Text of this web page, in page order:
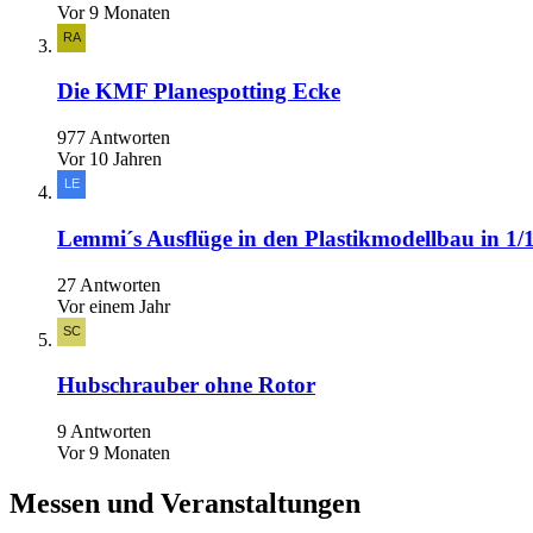
Vor 9 Monaten
Die KMF Planespotting Ecke
977 Antworten
Vor 10 Jahren
Lemmi´s Ausflüge in den Plastikmodellbau in 1/
27 Antworten
Vor einem Jahr
Hubschrauber ohne Rotor
9 Antworten
Vor 9 Monaten
Messen und Veranstaltungen